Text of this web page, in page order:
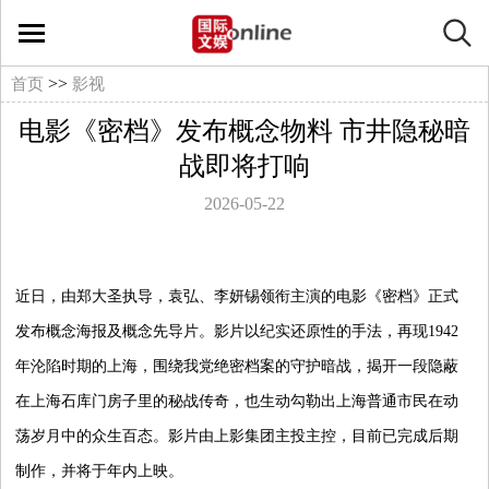
国
际
线
文
娱
影
首页 >> 影视
电影《密档》发布概念物料 市井隐秘暗
战即将打响
2026-05-22
近日，由郑大圣执导，袁弘、李妍锡领衔主演的电影《密档》正式
发布概念海报及概念先导片。影片以纪实还原性的手法，再现1942
年沦陷时期的上海，围绕我党绝密档案的守护暗战，揭开一段隐蔽
在上海石库门房子里的秘战传奇，也生动勾勒出上海普通市民在动
荡岁月中的众生百态。影片由上影集团主投主控，目前已完成后期
制作，并将于年内上映。